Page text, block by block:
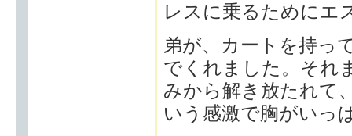
レスに乗るためにエ
弟が、カートを持っ
でくれました。それ
みから解き放たれて
いう感激で胸がいっ